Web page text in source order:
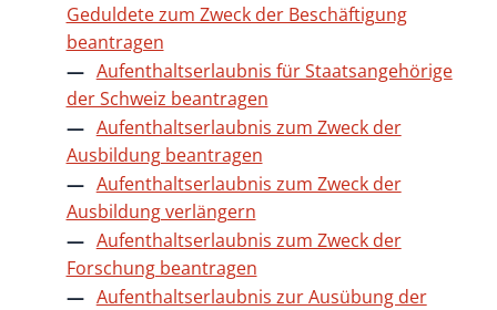
Geduldete zum Zweck der Beschäftigung
beantragen
Aufenthaltserlaubnis für Staatsangehörige
der Schweiz beantragen
Aufenthaltserlaubnis zum Zweck der
Ausbildung beantragen
Aufenthaltserlaubnis zum Zweck der
Ausbildung verlängern
Aufenthaltserlaubnis zum Zweck der
Forschung beantragen
Aufenthaltserlaubnis zur Ausübung der